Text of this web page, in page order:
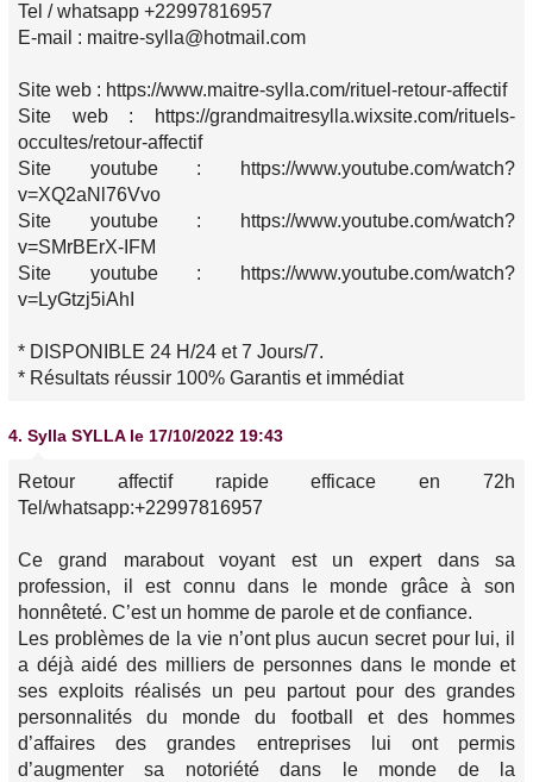
Tel / whatsapp +22997816957
E-mail : maitre-sylla@hotmail.com
Site web : https://www.maitre-sylla.com/rituel-retour-affectif
Site web : https://grandmaitresylla.wixsite.com/rituels-
occultes/retour-affectif
Site youtube : https://www.youtube.com/watch?
v=XQ2aNl76Vvo
Site youtube : https://www.youtube.com/watch?
v=SMrBErX-IFM
Site youtube : https://www.youtube.com/watch?
v=LyGtzj5iAhI
* DISPONIBLE 24 H/24 et 7 Jours/7.
* Résultats réussir 100% Garantis et immédiat
4. Sylla SYLLA le 17/10/2022 19:43
Retour affectif rapide efficace en 72h
Tel/whatsapp:+22997816957
Ce grand marabout voyant est un expert dans sa
profession, il est connu dans le monde grâce à son
honnêteté. C’est un homme de parole et de confiance.
Les problèmes de la vie n’ont plus aucun secret pour lui, il
a déjà aidé des milliers de personnes dans le monde et
ses exploits réalisés un peu partout pour des grandes
personnalités du monde du football et des hommes
d’affaires des grandes entreprises lui ont permis
d’augmenter sa notoriété dans le monde de la